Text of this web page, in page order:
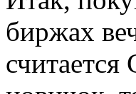
биржах